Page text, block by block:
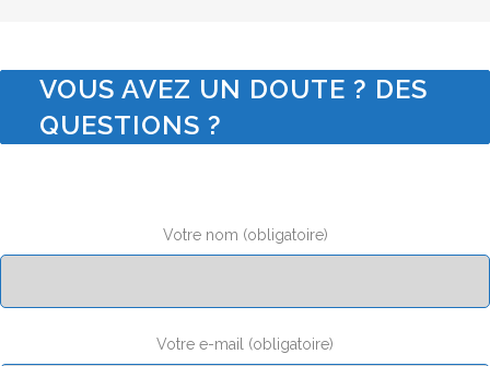
VOUS AVEZ UN DOUTE ? DES
QUESTIONS ?
Votre nom (obligatoire)
Votre e-mail (obligatoire)